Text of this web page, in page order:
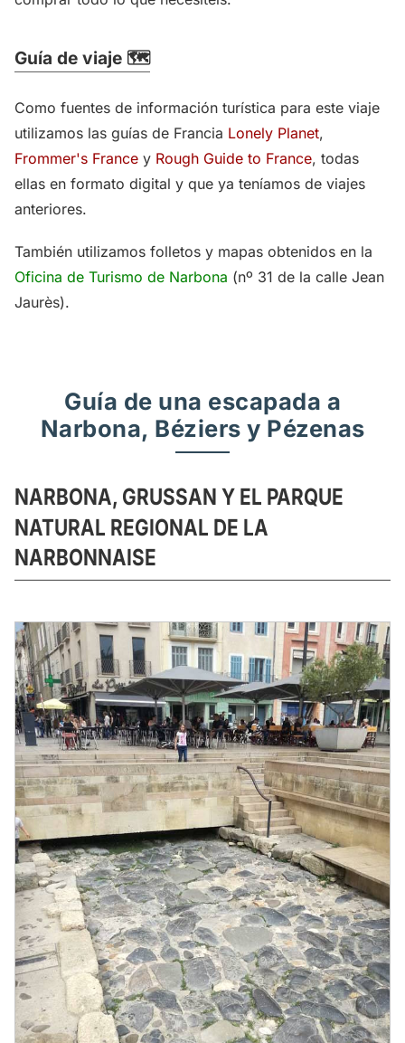
Guía de viaje 🗺️
Como fuentes de información turística para este viaje
utilizamos las guías de Francia Lonely Planet,
Frommer's France y Rough Guide to France, todas
ellas en formato digital y que ya teníamos de viajes
anteriores.
También utilizamos folletos y mapas obtenidos en la
Oficina de Turismo de Narbona (nº 31 de la calle Jean
Jaurès).
Guía de una escapada a
Narbona, Béziers y Pézenas
NARBONA, GRUSSAN Y EL PARQUE
NATURAL REGIONAL DE LA
NARBONNAISE